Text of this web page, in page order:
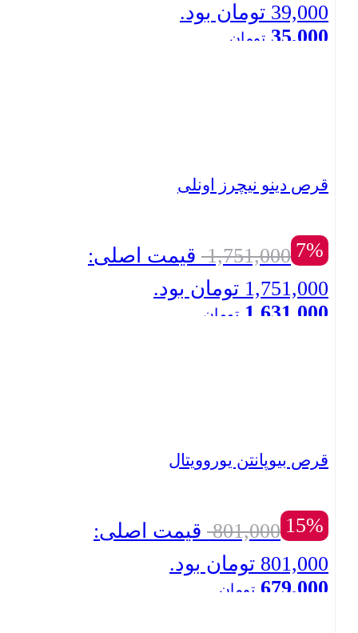
39,000 تومان بود.
35,000 تومان
قرص دینو نیچرز اونلی
7%
1,751,000 قیمت اصلی:
1,751,000 تومان بود.
1,631,000 تومان
قرص بیوپانتن یوروویتال
15%
801,000 قیمت اصلی:
801,000 تومان بود.
679,000 تومان